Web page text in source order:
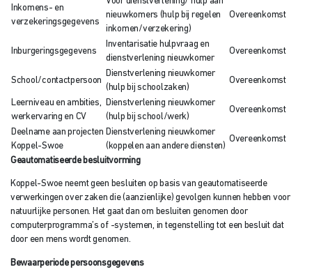
Inkomens- en
verzekeringsgegevens
nieuwkomers (hulp bij regelen
inkomen/verzekering)
Overeenkomst
Inburgeringsgegevens
Inventarisatie hulpvraag en
dienstverlening nieuwkomer
Overeenkomst
School/contactpersoon
Dienstverlening nieuwkomer
(hulp bij schoolzaken)
Overeenkomst
Leerniveau en ambities,
werkervaring en CV
Dienstverlening nieuwkomer
(hulp bij school/werk)
Overeenkomst
Deelname aan projecten
Koppel-Swoe
Dienstverlening nieuwkomer
(koppelen aan andere diensten)
Overeenkomst
Geautomatiseerde besluitvorming
Koppel-Swoe neemt geen besluiten op basis van geautomatiseerde
verwerkingen over zaken die (aanzienlijke) gevolgen kunnen hebben voor
natuurlijke personen. Het gaat dan om besluiten genomen door
computerprogramma’s of -systemen, in tegenstelling tot een besluit dat
door een mens wordt genomen.
Bewaarperiode persoonsgegevens